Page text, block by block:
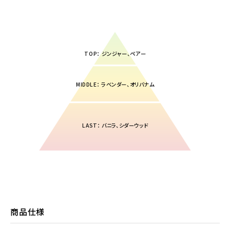
TOP： ジンジャー、ペアー
MIDDLE： ラベンダー、オリバナム
LAST： バニラ、シダーウッド
商品仕様